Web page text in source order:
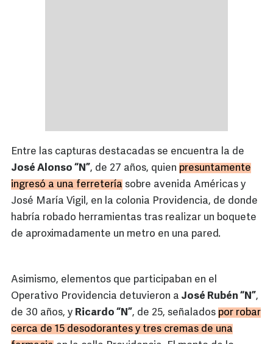
Entre las capturas destacadas se encuentra la de
José Alonso “N”, de 27 años, quien presuntamente
ingresó a una ferretería sobre avenida Américas y
José María Vigil, en la colonia Providencia, de donde
habría robado herramientas tras realizar un boquete
de aproximadamente un metro en una pared.
Asimismo, elementos que participaban en el
Operativo Providencia detuvieron a José Rubén “N”,
de 30 años, y Ricardo “N”, de 25, señalados por robar
cerca de 15 desodorantes y tres cremas de una